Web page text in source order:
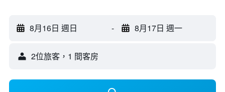
8月16日 週日 - 8月17日 週一
2位旅客，1 間客房